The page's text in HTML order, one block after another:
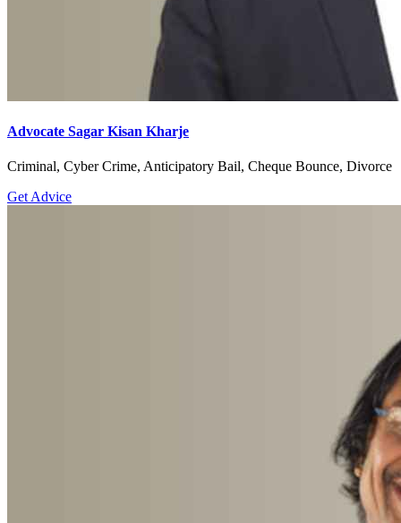
Advocate Sagar Kisan Kharje
Criminal, Cyber Crime, Anticipatory Bail, Cheque Bounce, Divorce
Get Advice